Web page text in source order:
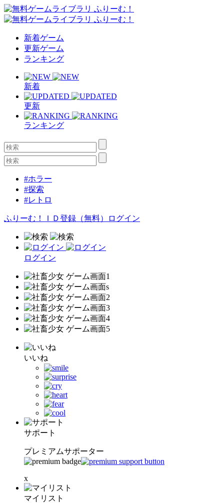
新着ゲーム
更新ゲーム
ランキング
新着
更新
ランキング
#ホラー
#探索
#レトロ
ふりーむ！ＩＤ登録（無料） ログイン
ログイン
いいね
サポート
プレミアムサポーター
x
マイリスト